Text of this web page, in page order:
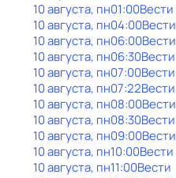
10 августа, пн01:00Вести
10 августа, пн04:00Вести
10 августа, пн06:00Вести
10 августа, пн06:30Вести
10 августа, пн07:00Вести
10 августа, пн07:22Вести
10 августа, пн08:00Вести
10 августа, пн08:30Вести
10 августа, пн09:00Вести
10 августа, пн10:00Вести
10 августа, пн11:00Вести